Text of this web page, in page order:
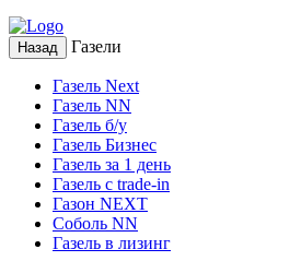
Назад Газели
Газель Next
Газель NN
Газель б/у
Газель Бизнес
Газель за 1 день
Газель с trade-in
Газон NEXT
Соболь NN
Газель в лизинг